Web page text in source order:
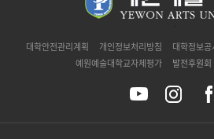
대학안전관리계획 개인정보처리방침 대학정보공
예원예술대학교자체평가
발전후원회